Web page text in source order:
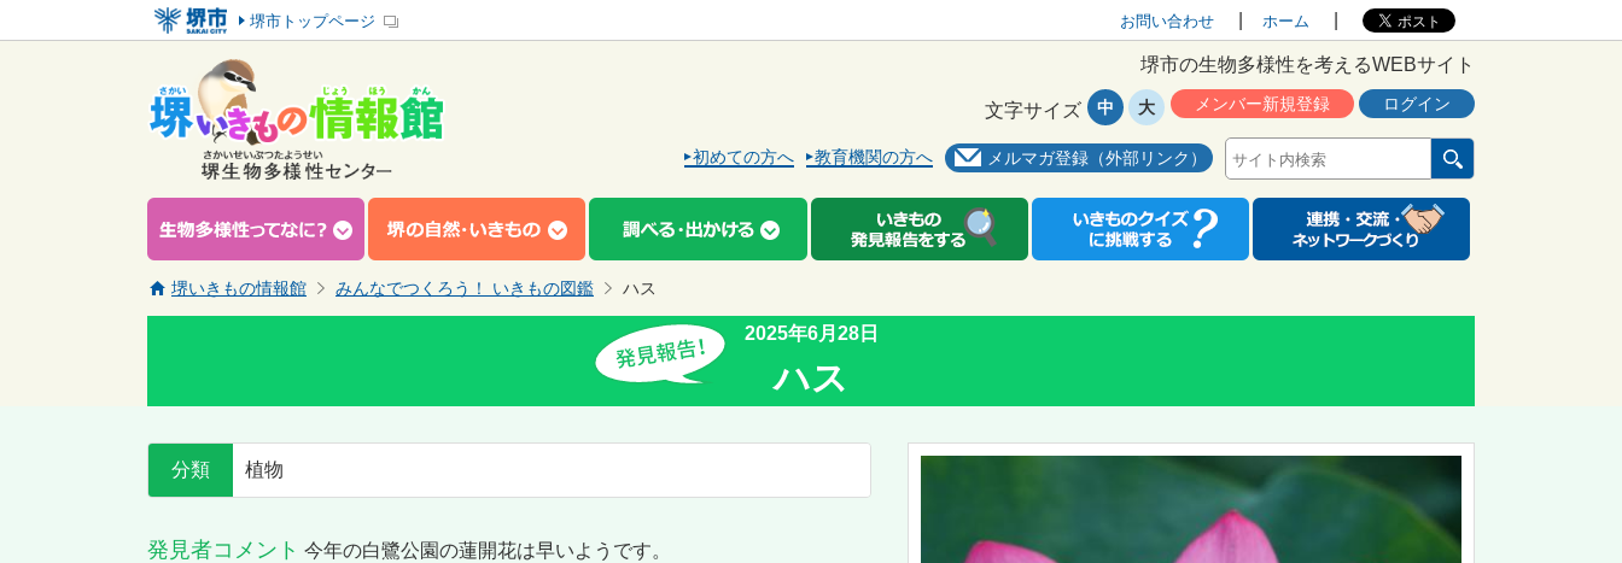
堺市トップページ お問い合わせ ホーム
堺市の生物多様性を考えるWEBサイト
初めての方へ 教育機関の方へ メルマガ登録（外部リンク）
メンバー新規登録 ログイン
文字サイズ 中 大
堺いきもの情報館 みんなでつくろう！ いきもの図鑑 ハス
2025年6月28日
ハス
分類 植物
発見者コメント 今年の白鷺公園の蓮開花は早いようです。